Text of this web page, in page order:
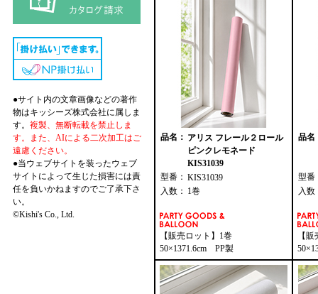
●サイト内の文章画像などの著作
物はキッシーズ株式会社に属しま
す。 複製、無断転載を禁止しま
す。また、AIによる二次加工はご
遠慮ください。
●当ウェブサイトを装ったウェブ
サイトによって生じた損害には責
任を負いかねますのでご了承下さ
い。
©Kishi's Co., Ltd.
品名： アリス フレール２ロール
ピンクレモネード
KIS31039
型番： KIS31039
入数： 1巻
【販売ロット】1巻
50×1371.6cm PP製
品名
型番
入数
【